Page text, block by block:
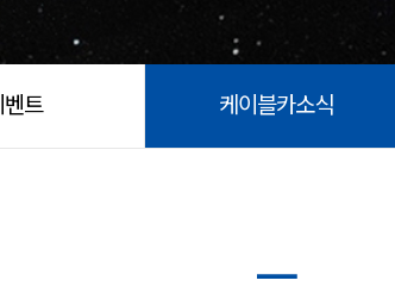
벤트 케이블카소식